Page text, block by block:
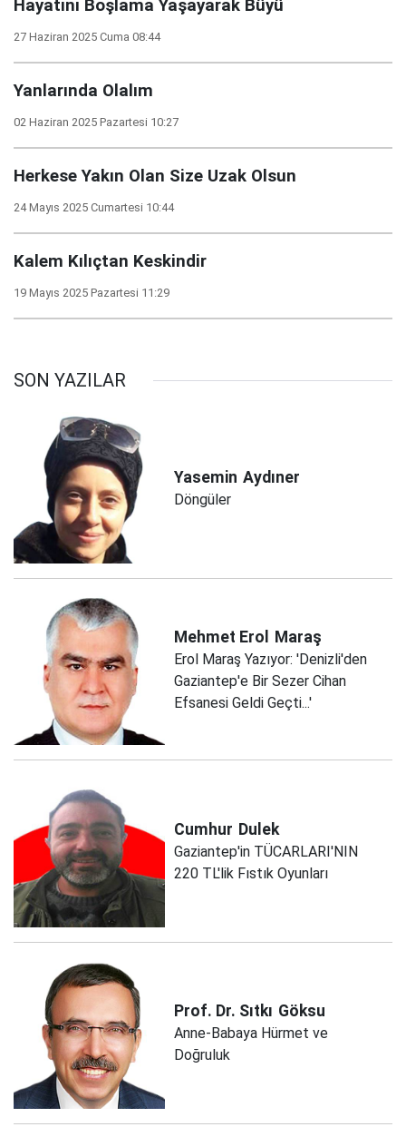
Hayatını Boşlama Yaşayarak Büyü
27 Haziran 2025 Cuma 08:44
Yanlarında Olalım
02 Haziran 2025 Pazartesi 10:27
Herkese Yakın Olan Size Uzak Olsun
24 Mayıs 2025 Cumartesi 10:44
Kalem Kılıçtan Keskindir
19 Mayıs 2025 Pazartesi 11:29
SON YAZILAR
Yasemin Aydıner
Döngüler
Mehmet Erol Maraş
Erol Maraş Yazıyor: 'Denizli'den
Gaziantep'e Bir Sezer Cihan
Efsanesi Geldi Geçti...'
Cumhur Dulek
Gaziantep'in TÜCARLARI'NIN
220 TL'lik Fıstık Oyunları
Prof. Dr. Sıtkı Göksu
Anne-Babaya Hürmet ve
Doğruluk